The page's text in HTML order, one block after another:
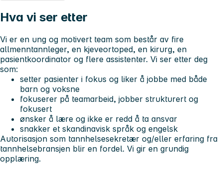
Hva vi ser etter
Vi er en ung og motivert team som består av fire
allmenntannleger, en kjeveortoped, en kirurg, en
pasientkoordinator og flere assistenter. Vi ser etter deg
som:
setter pasienter i fokus og liker å jobbe med både
barn og voksne
fokuserer på teamarbeid, jobber strukturert og
fokusert
ønsker å lære og ikke er redd å ta ansvar
snakker et skandinavisk språk og engelsk
Autorisasjon som tannhelsesekretær og/eller erfaring fra
tannhelsebransjen blir en fordel. Vi gir en grundig
opplæring.